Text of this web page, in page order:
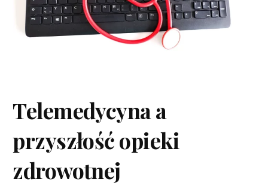
Telemedycyna a
przyszłość opieki
zdrowotnej